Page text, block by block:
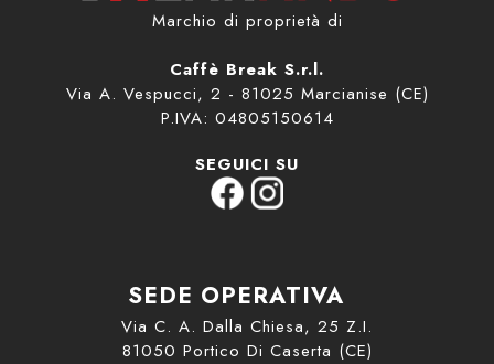
Marchio di proprietà di
Caffè Break S.r.l.
Via A. Vespucci, 2 - 81025 Marcianise (CE)
P.IVA: 04805150614
SEGUICI SU
SEDE OPERATIVA
Via C. A. Dalla Chiesa, 25 Z.I.
81050 Portico Di Caserta (CE)